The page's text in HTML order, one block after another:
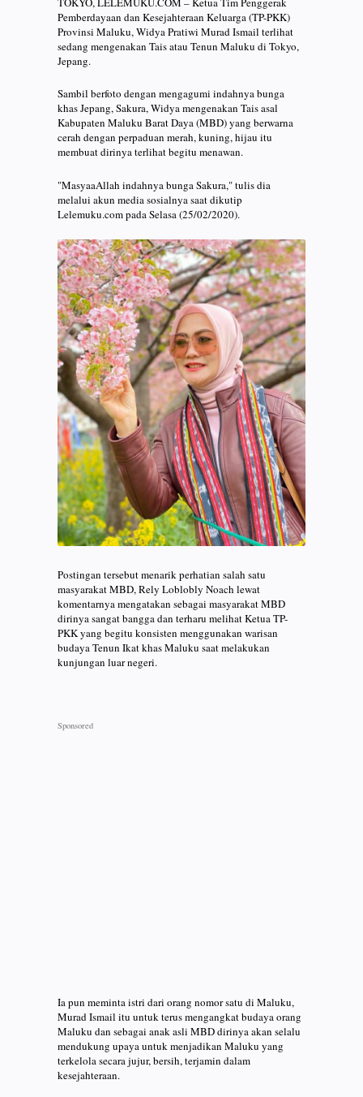
Pemberdayaan dan Kesejahteraan Keluarga (TP-PKK)
Provinsi Maluku, Widya Pratiwi Murad Ismail terlihat
sedang mengenakan Tais atau Tenun Maluku di Tokyo,
Jepang.
Sambil berfoto dengan mengagumi indahnya bunga
khas Jepang, Sakura, Widya mengenakan Tais asal
Kabupaten Maluku Barat Daya (MBD) yang berwarna
cerah dengan perpaduan merah, kuning, hijau itu
membuat dirinya terlihat begitu menawan.
"MasyaaAllah indahnya bunga Sakura," tulis dia
melalui akun media sosialnya saat dikutip
Lelemuku.com pada Selasa (25/02/2020).
Postingan tersebut menarik perhatian salah satu
masyarakat MBD, Rely Loblobly Noach lewat
komentarnya mengatakan sebagai masyarakat MBD
dirinya sangat bangga dan terharu melihat Ketua TP-
PKK yang begitu konsisten menggunakan warisan
budaya Tenun Ikat khas Maluku saat melakukan
kunjungan luar negeri.
Ia pun meminta istri dari orang nomor satu di Maluku,
Murad Ismail itu untuk terus mengangkat budaya orang
Maluku dan sebagai anak asli MBD dirinya akan selalu
mendukung upaya untuk menjadikan Maluku yang
terkelola secara jujur, bersih, terjamin dalam
kesejahteraan.